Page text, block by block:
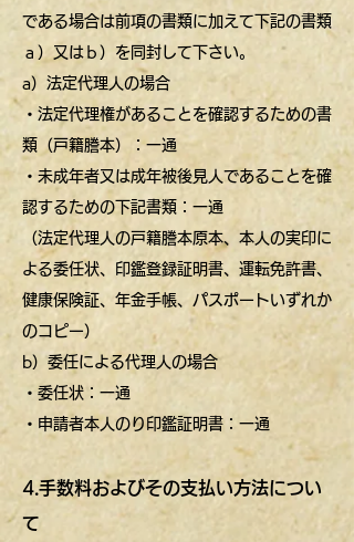
である場合は前項の書類に加えて下記の書類
ａ）又はｂ）を同封して下さい。
a）法定代理人の場合
・法定代理権があることを確認するための書
類（戸籍謄本）：一通
・未成年者又は成年被後見人であることを確
認するための下記書類：一通
（法定代理人の戸籍謄本原本、本人の実印に
よる委任状、印鑑登録証明書、運転免許書、
健康保険証、年金手帳、パスポートいずれか
のコピー）
b）委任による代理人の場合
・委任状：一通
・申請者本人のり印鑑証明書：一通
4.手数料およびその支払い方法につい
て